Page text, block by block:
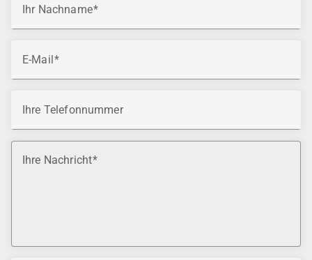
Ihr Nachname
E-Mail
Ihre Telefonnummer
Ihre Nachricht